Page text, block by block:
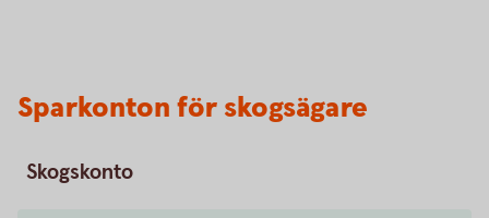
Sparkonton för skogsägare
Skogskonto